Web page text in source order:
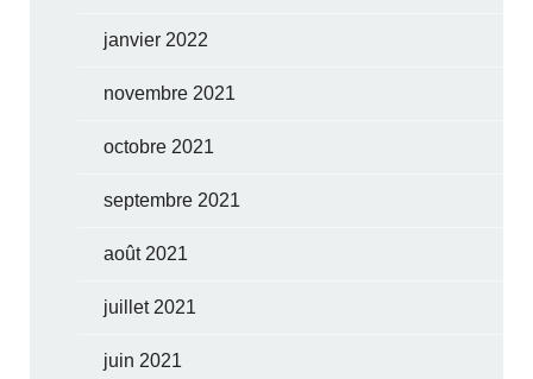
janvier 2022
novembre 2021
octobre 2021
septembre 2021
août 2021
juillet 2021
juin 2021